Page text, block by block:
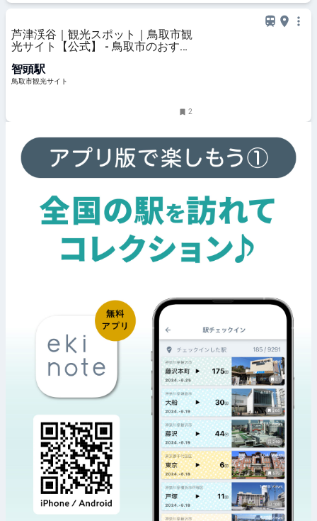
芦津渓谷｜観光スポット｜鳥取市観
光サイト【公式】 - 鳥取市のおすす
智頭駅
鳥取市観光サイト
2